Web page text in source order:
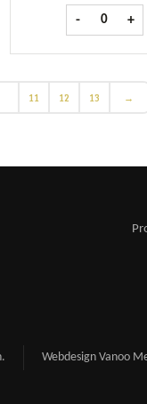
70 cl aantal- Bacardi+
11 12 13 →
Webdesign Vanoo